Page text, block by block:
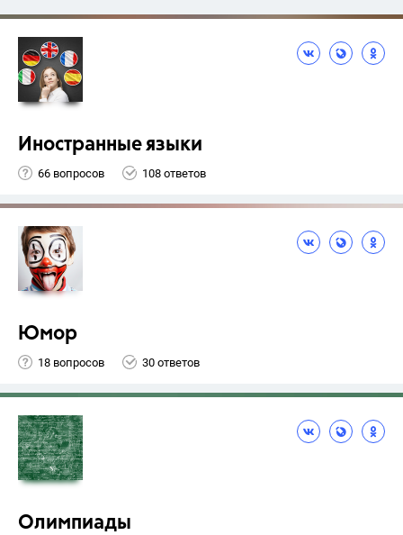
Иностранные языки
66 вопросов 108 ответов
Юмор
18 вопросов 30 ответов
Олимпиады